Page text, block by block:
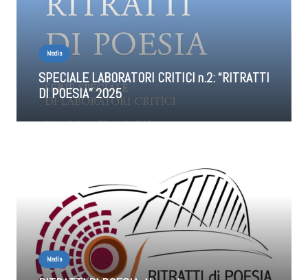
Media
SPECIALE LABORATORI CRITICI n.2: “RITRATTI
DI POESIA” 2025
Media